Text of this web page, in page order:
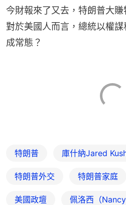
今財報來了又去，特朗普大賺
對於美國人而言，總統以權
成常態？
特朗普 庫什納Jared
特朗普外交 特朗普家庭
美國政壇 佩洛西（Nancy